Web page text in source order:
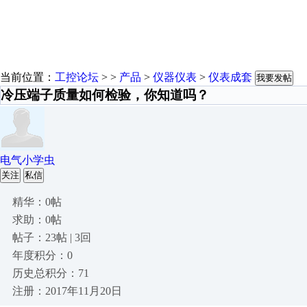
当前位置： 工控论坛 > > 产品 > 仪器仪表 > 仪表成套 我要发帖
冷压端子质量如何检验，你知道吗？
电气小学虫
关注 私信
精华：0帖
求助：0帖
帖子：23帖 | 3回
年度积分：0
历史总积分：71
注册：2017年11月20日